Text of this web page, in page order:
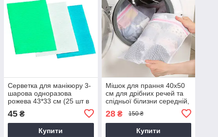
Серветка для манікюру 3-
шарова одноразова
рожева 43*33 см (25 шт в
уп.; 20уп в ящ) AVADONA
45 ₴
Купити
Мішок для прання 40х50
см для дрібних речей та
спідньої білизни середній,
AVADONA
28₴ 150 ₴
Купити